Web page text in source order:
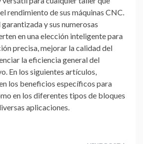
rendimiento de sus máquinas CNC.
y sus numerosas
en una elección inteligente para
precisa, mejorar la calidad del
la eficiencia general del
En los siguientes artículos,
los beneficios específicos para
en los diferentes tipos de bloques
aplicaciones.